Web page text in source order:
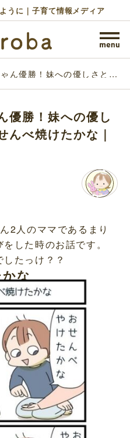
うに｜子育て情報メディア
ん優勝！妹への優しさと忖
優勝！妹への優し
んべ焼けたかな｜
2人のママであるまり
した時のお話です。
たっけ？？
な